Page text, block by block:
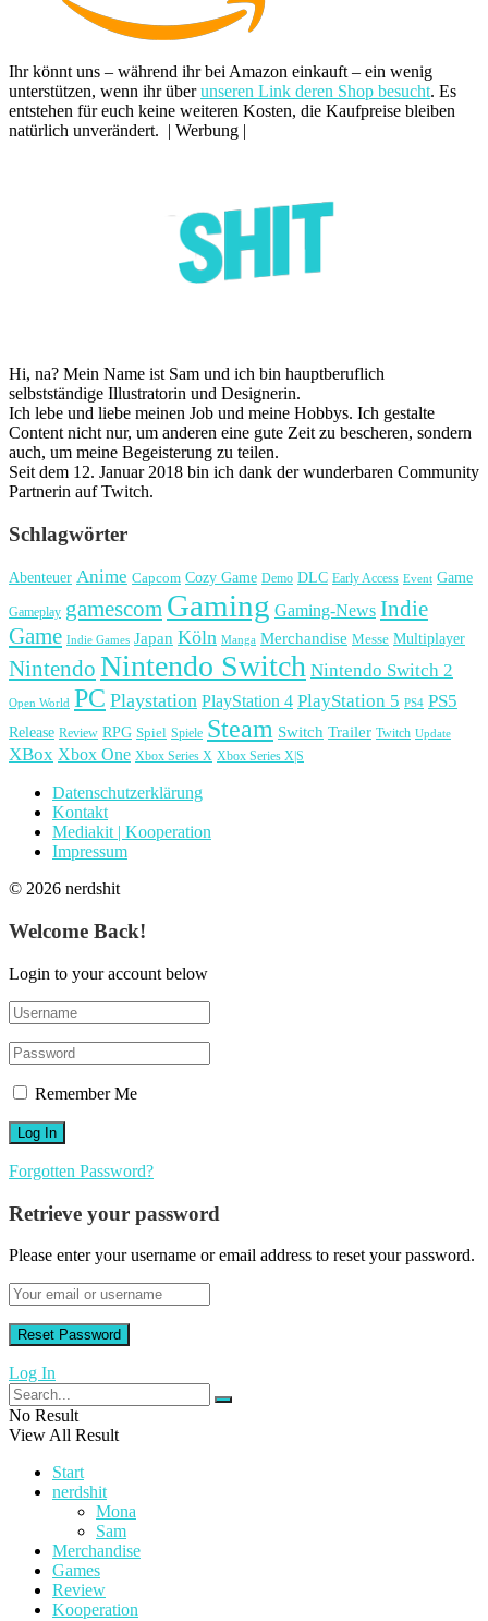
Ihr könnt uns – während ihr bei Amazon einkauft – ein wenig
unterstützen, wenn ihr überunseren Link deren Shop besucht. Es
entstehen für euch keine weiteren Kosten, die Kaufpreise bleiben
natürlich unverändert. | Werbung |
Hi, na? Mein Name ist Sam und ich bin hauptberuflich
selbstständige Illustratorin und Designerin.
Ich lebe und liebe meinen Job und meine Hobbys. Ich gestalte
Content nicht nur, um anderen eine gute Zeit zu bescheren, sondern
auch, um meine Begeisterung zu teilen.
Seit dem 12. Januar 2018 bin ich dank der wunderbaren Community
Partnerin auf Twitch.
Schlagwörter
Abenteuer Anime Capcom Cozy Game Demo DLC Early Access Event Game
Gameplay gamescom Gaming Gaming-News Indie
Game Indie Games Japan Köln Manga Merchandise Messe Multiplayer
Nintendo Nintendo Switch Nintendo Switch 2
Open World PC Playstation PlayStation 4 PlayStation 5 PS4 PS5
Release Review RPG Spiel Spiele Steam Switch Trailer Twitch Update
XBox Xbox One Xbox Series X Xbox Series X|S
Datenschutzerklärung
Kontakt
Mediakit | Kooperation
Impressum
© 2026 nerdshit
Welcome Back!
Login to your account below
Remember Me
Forgotten Password?
Retrieve your password
Please enter your username or email address to reset your password.
Log In
No Result
View All Result
Start
nerdshit
Mona
Sam
Merchandise
Games
Review
Kooperation